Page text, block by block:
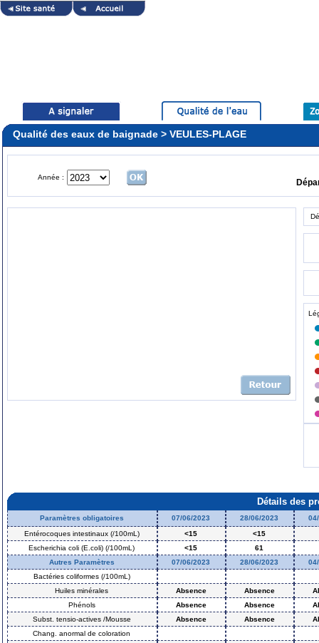
Qualité des eaux de baignade > VEULES-PLAGE
Année :
Détails des
Paramètres obligatoires 07/06/2023 28/06/2023
Entérocoques intestinaux (/100mL)
<15
<15
Escherichia coli (E.coli) (/100mL)
<15
61
Autres Paramètres
07/06/2023 28/06/2023
Bactéries coliformes (/100mL)
Huiles minérales
Absence Absence
Phénols
Absence Absence
Subst. tensio-actives /Mousse
Absence Absence
Chang. anormal de coloration